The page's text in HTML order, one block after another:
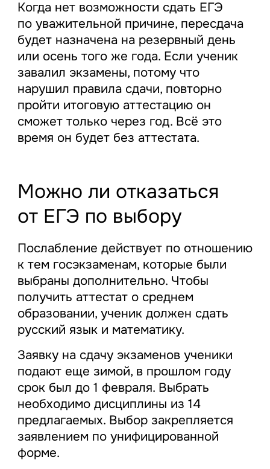
Когда нет возможности сдать ЕГЭ
по уважительной причине, пересдача
будет назначена на резервный день
или осень того же года. Если ученик
завалил экзамены, потому что
нарушил правила сдачи, повторно
пройти итоговую аттестацию он
сможет только через год. Всё это
время он будет без аттестата.
Можно ли отказаться
от ЕГЭ по выбору
Послабление действует по отношению
к тем госэкзаменам, которые были
выбраны дополнительно. Чтобы
получить аттестат о среднем
образовании, ученик должен сдать
русский язык и математику.
Заявку на сдачу экзаменов ученики
подают еще зимой, в прошлом году
срок был до 1 февраля. Выбрать
необходимо дисциплины из 14
предлагаемых. Выбор закрепляется
заявлением по унифицированной
форме.